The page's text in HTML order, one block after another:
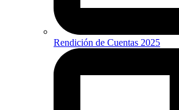
Rendición de Cuentas 2025